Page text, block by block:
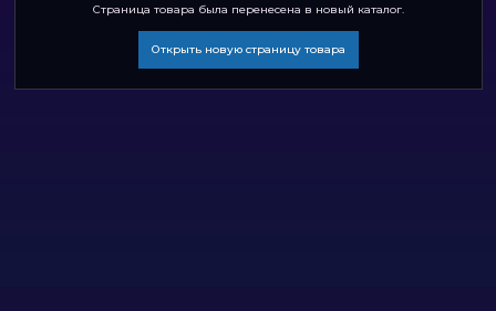
Страница товара была перенесена в новый каталог.
Открыть новую страницу товара